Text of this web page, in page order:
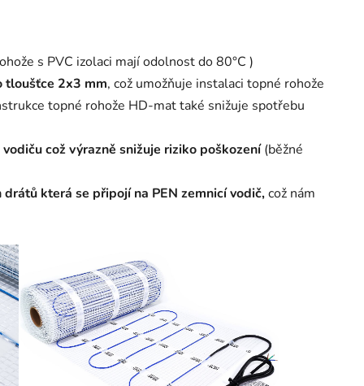
s PVC izolaci mají odolnost do 80°C )
tloušťce 2x3 mm, což umožňuje instalaci topné rohože
topné rohože HD-mat také snižuje spotřebu
což výrazně snižuje riziko poškození (běžné
která se připojí na PEN zemnicí vodič,což nám